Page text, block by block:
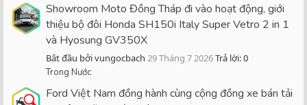
Showroom Moto Đồng Tháp đi vào hoạt động, giới
thiệu bộ đôi Honda SH150i Italy Super Vetro 2 in 1
và Hyosung GV350X
Bắt đầu bởi vungocbach 29 Tháng 7 2026Trả lời: 0
Trong Nước
Ford Việt Nam đồng hành cùng cộng đồng xe bán tải